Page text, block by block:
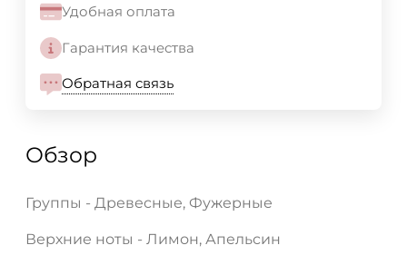
Удобная оплата
Гарантия качества
Обратная связь
Обзор
Группы - Древесные, Фужерные
Верхние ноты - Лимон, Апельсин